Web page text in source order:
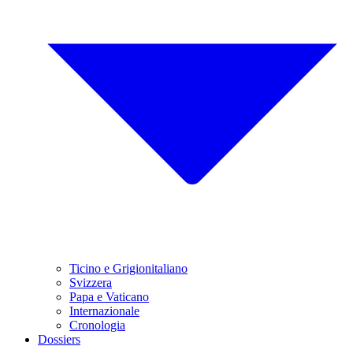
Ticino e Grigionitaliano
Svizzera
Papa e Vaticano
Internazionale
Cronologia
Dossiers